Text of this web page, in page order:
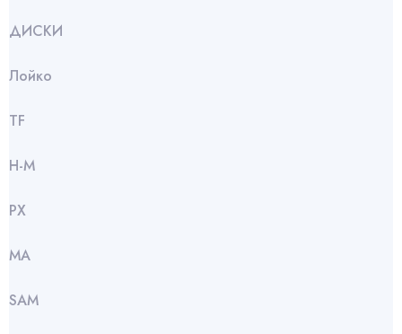
ДИСКИ
Лойко
TF
Н-М
РХ
МА
SАМ